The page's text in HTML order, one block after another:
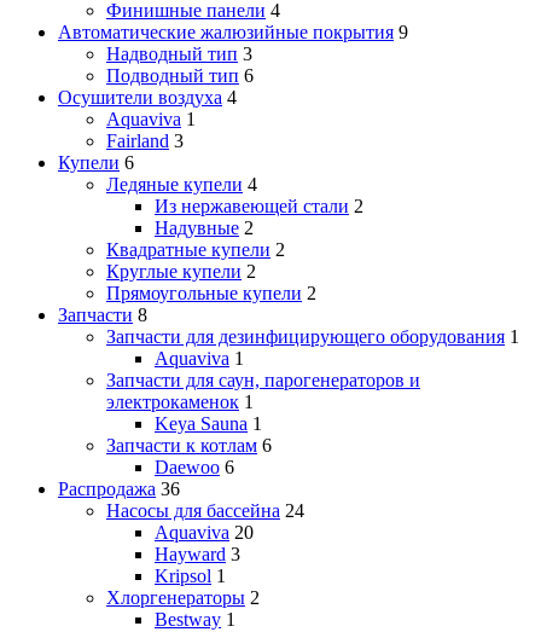
Финишные панели 4
Автоматические жалюзийные покрытия 9
Надводный тип 3
Подводный тип 6
Осушители воздуха 4
Aquaviva 1
Fairland 3
Купели 6
Ледяные купели 4
Из нержавеющей стали 2
Надувные 2
Квадратные купели 2
Круглые купели 2
Прямоугольные купели 2
Запчасти 8
Запчасти для дезинфицирующего оборудования 1
Aquaviva 1
Запчасти для саун, парогенераторов и
электрокаменок 1
Keya Sauna 1
Запчасти к котлам 6
Daewoo 6
Распродажа 36
Насосы для бассейна 24
Aquaviva 20
Hayward 3
Kripsol 1
Хлоргенераторы 2
Bestway 1